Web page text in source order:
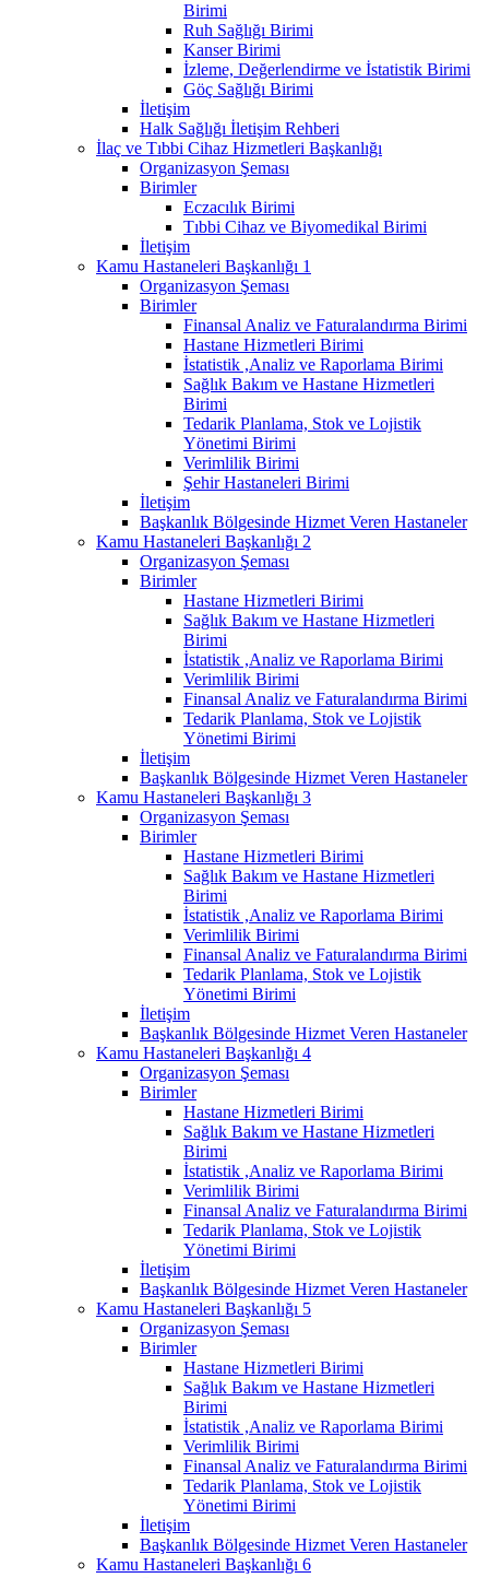
Birimi
Ruh Sağlığı Birimi
Kanser Birimi
İzleme, Değerlendirme ve İstatistik Birimi
Göç Sağlığı Birimi
İletişim
Halk Sağlığı İletişim Rehberi
İlaç ve Tıbbi Cihaz Hizmetleri Başkanlığı
Organizasyon Şeması
Birimler
Eczacılık Birimi
Tıbbi Cihaz ve Biyomedikal Birimi
İletişim
Kamu Hastaneleri Başkanlığı 1
Organizasyon Şeması
Birimler
Finansal Analiz ve Faturalandırma Birimi
Hastane Hizmetleri Birimi
İstatistik ,Analiz ve Raporlama Birimi
Sağlık Bakım ve Hastane Hizmetleri
Birimi
Tedarik Planlama, Stok ve Lojistik
Yönetimi Birimi
Verimlilik Birimi
Şehir Hastaneleri Birimi
İletişim
Başkanlık Bölgesinde Hizmet Veren Hastaneler
Kamu Hastaneleri Başkanlığı 2
Organizasyon Şeması
Birimler
Hastane Hizmetleri Birimi
Sağlık Bakım ve Hastane Hizmetleri
Birimi
İstatistik ,Analiz ve Raporlama Birimi
Verimlilik Birimi
Finansal Analiz ve Faturalandırma Birimi
Tedarik Planlama, Stok ve Lojistik
Yönetimi Birimi
İletişim
Başkanlık Bölgesinde Hizmet Veren Hastaneler
Kamu Hastaneleri Başkanlığı 3
Organizasyon Şeması
Birimler
Hastane Hizmetleri Birimi
Sağlık Bakım ve Hastane Hizmetleri
Birimi
İstatistik ,Analiz ve Raporlama Birimi
Verimlilik Birimi
Finansal Analiz ve Faturalandırma Birimi
Tedarik Planlama, Stok ve Lojistik
Yönetimi Birimi
İletişim
Başkanlık Bölgesinde Hizmet Veren Hastaneler
Kamu Hastaneleri Başkanlığı 4
Organizasyon Şeması
Birimler
Hastane Hizmetleri Birimi
Sağlık Bakım ve Hastane Hizmetleri
Birimi
İstatistik ,Analiz ve Raporlama Birimi
Verimlilik Birimi
Finansal Analiz ve Faturalandırma Birimi
Tedarik Planlama, Stok ve Lojistik
Yönetimi Birimi
İletişim
Başkanlık Bölgesinde Hizmet Veren Hastaneler
Kamu Hastaneleri Başkanlığı 5
Organizasyon Şeması
Birimler
Hastane Hizmetleri Birimi
Sağlık Bakım ve Hastane Hizmetleri
Birimi
İstatistik ,Analiz ve Raporlama Birimi
Verimlilik Birimi
Finansal Analiz ve Faturalandırma Birimi
Tedarik Planlama, Stok ve Lojistik
Yönetimi Birimi
İletişim
Başkanlık Bölgesinde Hizmet Veren Hastaneler
Kamu Hastaneleri Başkanlığı 6